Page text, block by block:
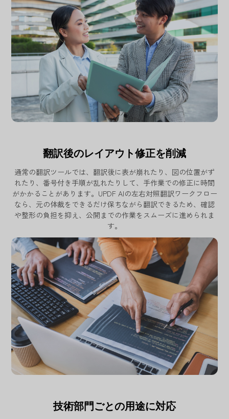
翻訳後のレイアウト修正を削減
通常の翻訳ツールでは、翻訳後に表が崩れたり、図の位置がず
れたり、番号付き手順が乱れたりして、手作業での修正に時間
がかかることがあります。UPDF AIの左右対照翻訳ワークフロー
なら、元の体裁をできるだけ保ちながら翻訳できるため、確認
や整形の負担を抑え、公開までの作業をスムーズに進められま
す。
技術部門ごとの用途に対応